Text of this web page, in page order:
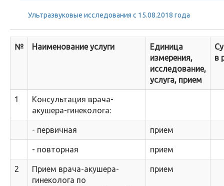
Ультразвуковые исследования с 15.08.2018 года
№ Наименование услуги
Единица
измерения,
исследование,
услуга, прием
в
1
Консультация врача-
акушера-гинеколога:
- первичная прием
- повторная прием
2
Прием врача-акушера-
гинеколога по
прием